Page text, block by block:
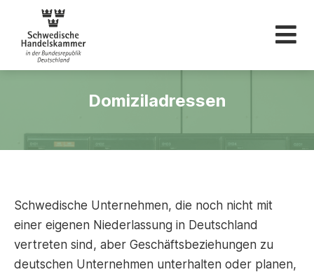
Schwedische
Domiziladressen
Schwedische Unternehmen, die noch nicht mit
einer eigenen Niederlassung in Deutschland
vertreten sind, aber Geschäftsbeziehungen zu
deutschen Unternehmen unterhalten oder planen,